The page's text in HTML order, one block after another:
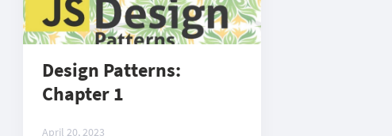
Design Patterns:
Chapter 1
April 20, 2023